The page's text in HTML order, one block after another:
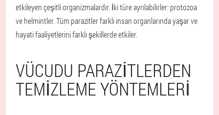
etkileyen çeşitli organizmalardır. İki türe ayrılabilirler: protozoa
ve helmintler. Tüm parazitler farklı insan organlarında yaşar ve
hayati faaliyetlerini farklı şekillerde etkiler.
VÜCUDU PARAZITLERDEN
TEMIZLEME YÖNTEMLERI